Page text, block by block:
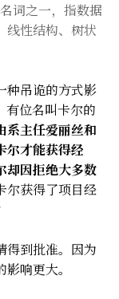
词之一，指数据
线性结构、树状
种吊诡的方式影
位名叫卡尔的
系主任爱丽丝和
尔才能获得经
却因拒绝大多数
尔获得了项目经
得到批准。因为
响更大。